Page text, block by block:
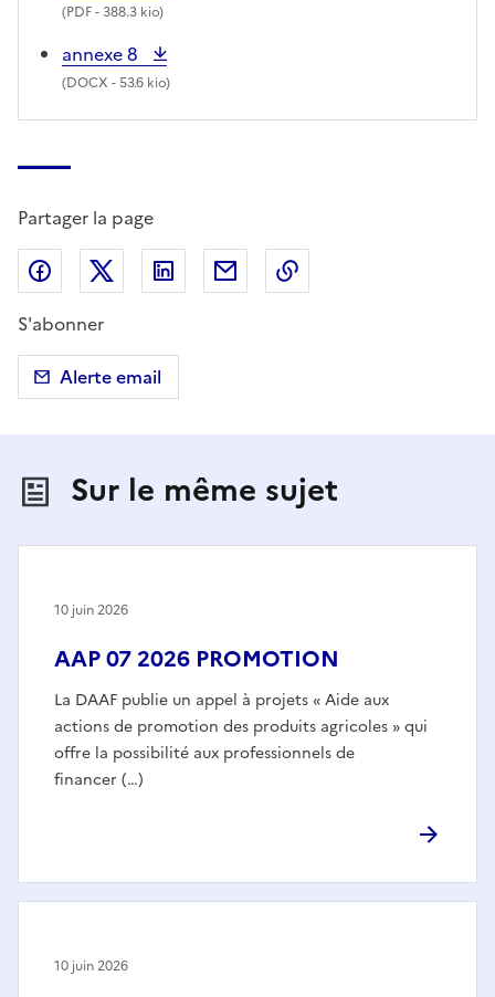
(PDF- 388.3 kio)
annexe 8
(DOCX - 53.6 kio)
Partager la page
Partager sur Facebook
Partager sur X (anciennement Twitter)
Partager sur LinkedIn
Partager par email
S'abonner
Alerte email
Sur le même sujet
AAP 07 2026 PROMOTION
La DAAF publie un appel à projets « Aide aux
actions de promotion des produits agricoles » qui
offre la possibilité aux professionnels de
financer (…)
10 juin 2026
10 juin 2026